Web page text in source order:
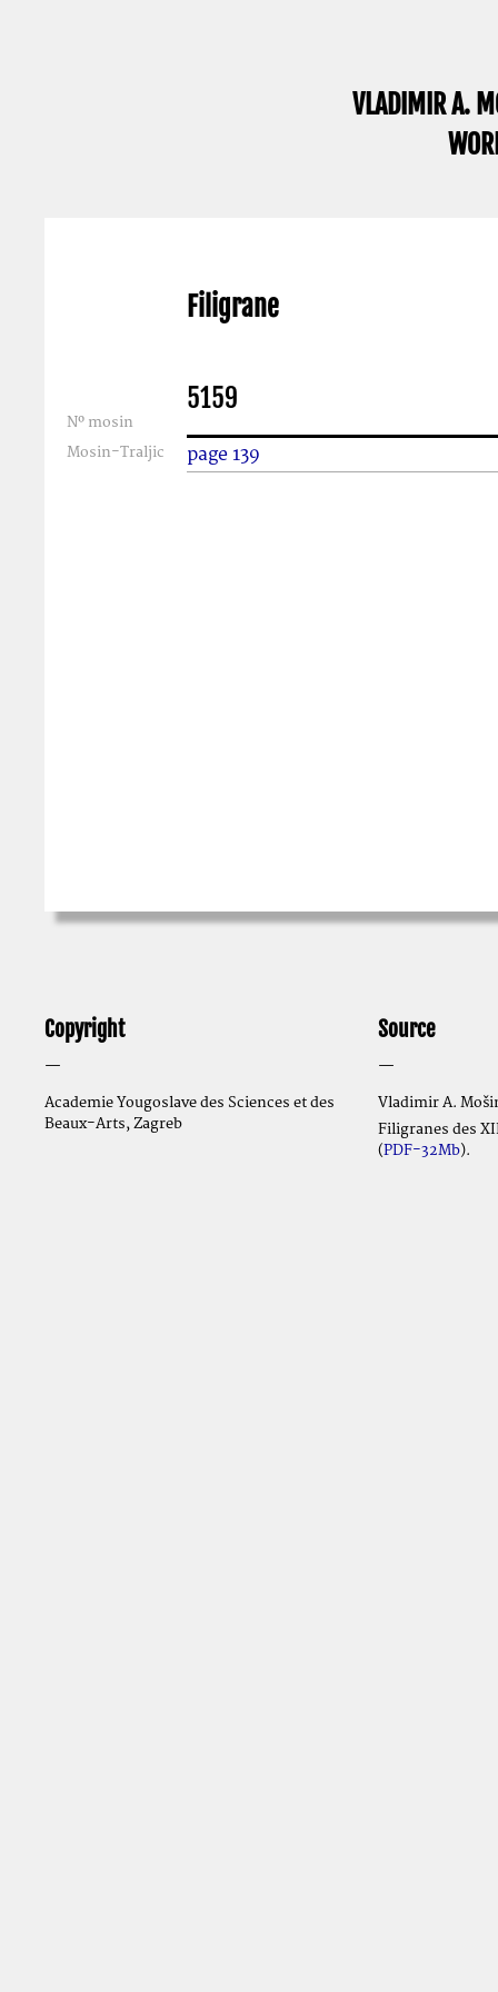
VLADIMIR A.
Filigrane
Nº mosin
5159
Mosin-Traljic page 139
Copyright
—
Academie Yougoslave des Sciences et des
Beaux-Arts, Zagreb
Source
—
Vladimir A.
Filigranes des
(PDF-32Mb).